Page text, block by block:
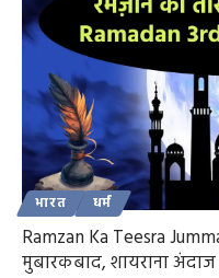
भारत धर्म
Ramzan Ka Teesra
मुबारकबाद, शायराना